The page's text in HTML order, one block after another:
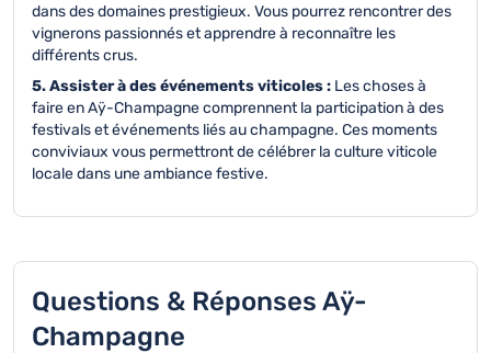
dans des domaines prestigieux. Vous pourrez rencontrer des
vignerons passionnés et apprendre à reconnaître les
différents crus.
5. Assister à des événements viticoles : Les choses à
faire en Aÿ-Champagne comprennent la participation à des
festivals et événements liés au champagne. Ces moments
conviviaux vous permettront de célébrer la culture viticole
locale dans une ambiance festive.
Questions & Réponses Aÿ-
Champagne